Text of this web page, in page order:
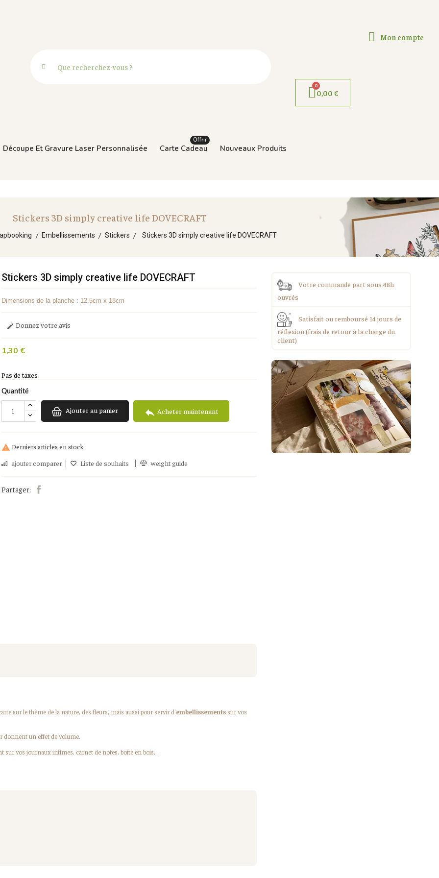
0,00 €
Mon compte
Découpe Et Gravure Laser Personnalisée Carte Cadeau
Offrir
Nouveaux Produits
Stickers 3D simply creative life DOVECRAFT
Embellissements Stickers Stickers 3D simply creative life DOVECRAFT
Stickers 3D simply creative life DOVECRAFT
Dimensions de la planche : 12,5cm x 18cm
 Donnez votre avis
1,30 €
Pas de taxes
Quantité
Ajouter au panier  Acheter maintenant
 Derniers articles en stock
ajouter comparer Liste de souhaits weight guide
Partager:
sur le thème de la nature, des fleurs, mais aussi pour servir d'embellissements sur vos
donnent un effet de volume.
sur vos journaux intimes, carnet de notes, boite en bois,...
Votre commande part sous 48h
ouvrés
Satisfait ou remboursé 14 jours de
réflexion (frais de retour à la charge du
client)